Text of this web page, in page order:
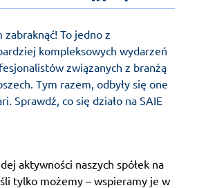
zabraknąć! To jedno z
kompleksowych wydarzeń
związanych z branżą
Tym razem, odbyły się one
Sprawdź, co się działo na SAIE
aktywności naszych spółek na
tylko możemy – wspieramy je w